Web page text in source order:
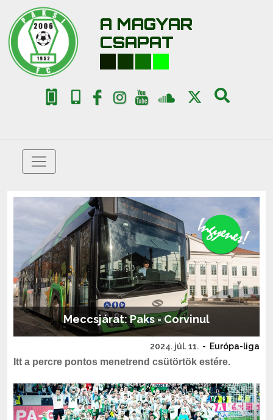
A MAGYAR
CSAPAT
Meccsjárat: Paks - Corvinul
2024. júl. 11. - Európa-liga
Itt a percre pontos menetrend csütörtök estére.